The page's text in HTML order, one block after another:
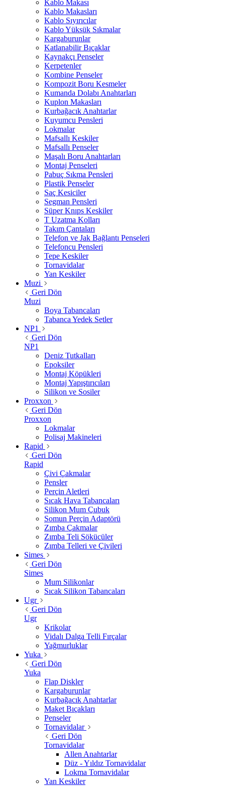
Kablo Makası
Kablo Makasları
Kablo Sıyırıcılar
Kablo Yüksük Sıkmalar
Kargaburunlar
Katlanabilir Bıçaklar
Kaynakçı Penseler
Kerpetenler
Kombine Penseler
Kompozit Boru Kesmeler
Kumanda Dolabı Anahtarları
Kuplon Makasları
Kurbağacık Anahtarlar
Kuyumcu Pensleri
Lokmalar
Mafsallı Keskiler
Mafsallı Penseler
Maşalı Boru Anahtarları
Montaj Penseleri
Pabuç Sıkma Pensleri
Plastik Penseler
Saç Kesiciler
Segman Pensleri
Süper Knıps Keskiler
T Uzatma Kolları
Takım Çantaları
Telefon ve Jak Bağlantı Penseleri
Telefoncu Pensleri
Tepe Keskiler
Tornavidalar
Yan Keskiler
Muzi
Geri Dön
Muzi
Boya Tabancaları
Tabanca Yedek Setler
NP1
Geri Dön
NP1
Deniz Tutkalları
Epoksiler
Montaj Köpükleri
Montaj Yapıştırıcıları
Silikon ve Sosiler
Proxxon
Geri Dön
Proxxon
Lokmalar
Polisaj Makineleri
Rapid
Geri Dön
Rapid
Çivi Çakmalar
Pensler
Perçin Aletleri
Sıcak Hava Tabancaları
Silikon Mum Çubuk
Somun Perçin Adaptörü
Zımba Çakmalar
Zımba Teli Sökücüler
Zımba Telleri ve Çivileri
Simes
Geri Dön
Simes
Mum Silikonlar
Sıcak Silikon Tabancaları
Ugr
Geri Dön
Ugr
Krikolar
Vidalı Dalga Telli Fırçalar
Yağmurluklar
Yuka
Geri Dön
Yuka
Flap Diskler
Kargaburunlar
Kurbağacık Anahtarlar
Maket Bıçakları
Penseler
Tornavidalar
Geri Dön
Tornavidalar
Allen Anahtarlar
Düz - Yıldız Tornavidalar
Lokma Tornavidalar
Yan Keskiler